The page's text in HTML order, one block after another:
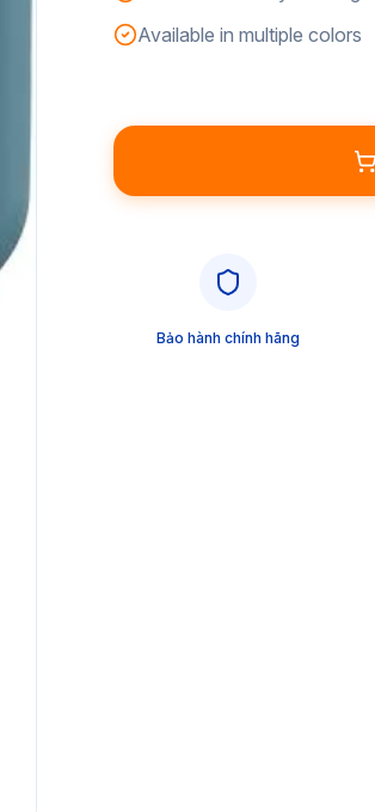
Available in multiple colors
Bảo hành chính hãng